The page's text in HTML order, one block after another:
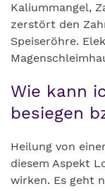
Kaliummangel,
zerstört den
Speiseröhre.
Wie kann
besiegen
Heilung von
diesem Aspekt
wirken. Es geht